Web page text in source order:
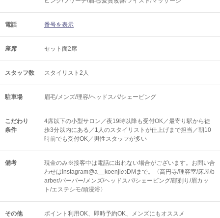
電話 番号を表示
座席 セット面2席
スタッフ数 スタイリスト2人
駐車場 眉毛/メンズ/理容/ヘッドスパ/シェービング
こだわり
条件
4席以下の小型サロン／夜19時以降も受付OK／最寄り駅から徒
歩3分以内にある／1人のスタイリストが仕上げまで担当／朝10
時前でも受付OK／男性スタッフが多い
備考
現金のみ※接客中は電話に出れない場合がございます。お問い合
わせはInstagram@a__koenjiのDMまで。〈高円寺/理容室/床屋/b
arber/バーバー/メンズ/ヘッドスパ/シェービング/顔剃り/眉カッ
ト/エステシモ/頭浸浴〉
その他 ポイント利用OK 即時予約OK メンズにもオススメ